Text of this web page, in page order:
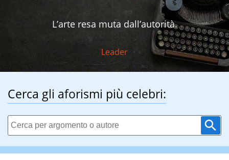
L’arte resa muta dall’autorità.
Leader
Cerca gli aforismi più celebri: